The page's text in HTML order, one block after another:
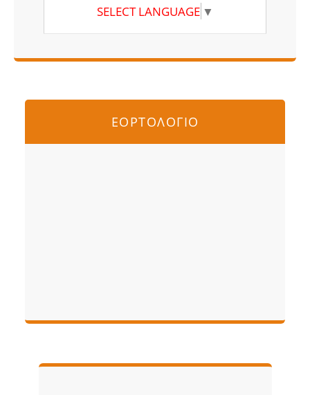
SELECT LANGUAGE ▼
ΕΟΡΤΟΛΟΓΙΟ